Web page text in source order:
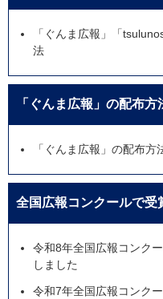
「ぐんま広報」「
法
「ぐんま広報」の配布方
「ぐんま広報」の配布方
全国広報コンクールで受
令和8年全国広報コンク
しました
令和7年全国広報コンク